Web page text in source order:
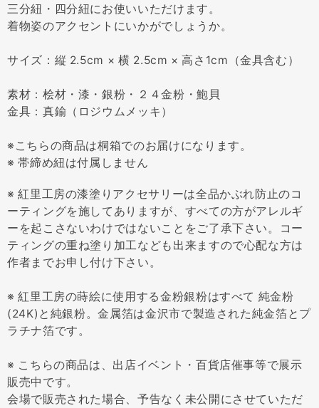
三分紐・四分紐にお使いいただけます。
着物姿のアクセントにいかがでしょうか。
サイズ：縦 2.5cm × 横 2.5cm × 高さ1cm（金具含む）
素材：桧材・漆・銀粉・２４金粉・鮑貝
金具：真鍮（ロジウムメッキ）
※こちらの商品は桐箱でのお届けになります。
※ 帯締め紐は付属しません
※ 紅里工房の漆塗りアクセサリーは全品かぶれ防止のコ
ーティングを施してありますが、すべての方がアレルギ
ーを起こさないわけではないことをご了承下さい。コー
ティングの重ね塗り加工なども出来ますので心配な方は
作者までお申し付け下さい。
※ 紅里工房の蒔絵に使用する金粉銀粉はすべて 純金粉
(24K)と純銀粉。金属箔は金沢市で製造された純金箔とプ
ラチナ箔です。
※ こちらの商品は、出店イベント・百貨店催事等で展示
販売中です。
会場で販売された場合、予告なく未公開にさせていただ